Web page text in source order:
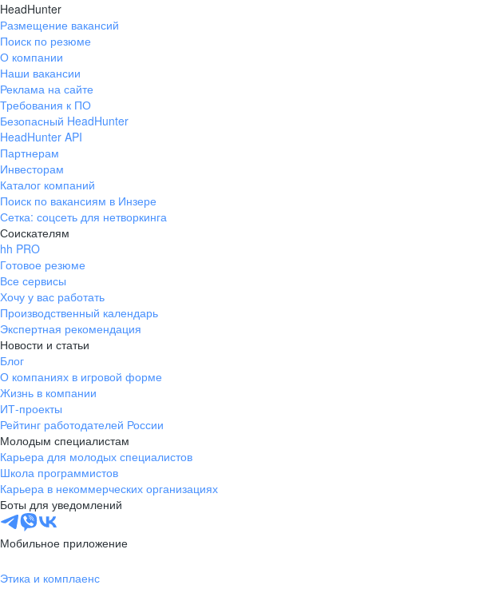
HeadHunter
Размещение вакансий
Поиск по резюме
О компании
Наши вакансии
Реклама на сайте
Требования к ПО
Безопасный HeadHunter
HeadHunter API
Партнерам
Инвесторам
Каталог компаний
Поиск по вакансиям в Инзере
Сетка: соцсеть для нетворкинга
Соискателям
hh PRO
Готовое резюме
Все сервисы
Хочу у вас работать
Производственный календарь
Экспертная рекомендация
Новости и статьи
Блог
О компаниях в игровой форме
Жизнь в компании
ИТ-проекты
Рейтинг работодателей России
Молодым специалистам
Карьера для молодых специалистов
Школа программистов
Карьера в некоммерческих организациях
Боты для уведомлений
Мобильное приложение
Этика и комплаенс